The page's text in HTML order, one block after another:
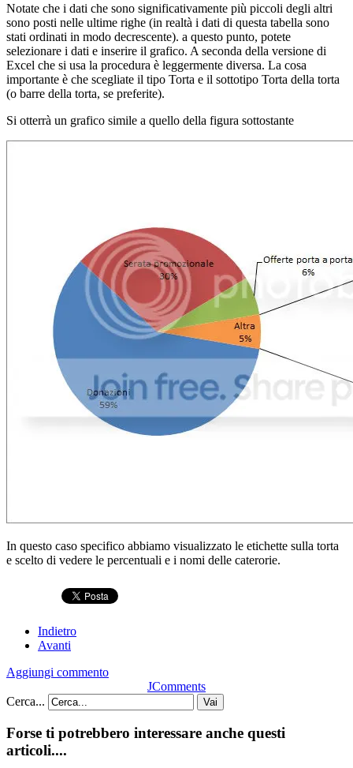
Notate che i dati che sono significativamente più piccoli degli altri
sono posti nelle ultime righe (in realtà i dati di questa tabella sono
stati ordinati in modo decrescente). a questo punto, potete
selezionare i dati e inserire il grafico. A seconda della versione di
Excel che si usa la procedura è leggermente diversa. La cosa
importante è che scegliate il tipo Torta e il sottotipo Torta della torta
(o barre della torta, se preferite).
Si otterrà un grafico simile a quello della figura sottostante
In questo caso specifico abbiamo visualizzato le etichette sulla torta
e scelto di vedere le percentuali e i nomi delle caterorie.
Indietro
Avanti
Aggiungi commento
JComments
Cerca...
Vai
Forse ti potrebbero interessare anche questi
articoli....